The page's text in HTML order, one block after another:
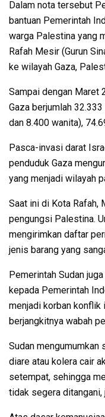
Dalam nota tersebut
bantuan Pemerintah
warga Palestina yang
Rafah Mesir (Gurun
ke wilayah Gaza,
Sampai dengan Maret
Gaza berjumlah
dan 8.400 wanita),
Pasca-invasi darat
penduduk Gaza
yang menjadi wilayah
Saat ini di Kota Rafah,
pengungsi Palestina.
mengirimkan daftar
jenis barang yang
Pemerintah Sudan
kepada Pemerintah
menjadi korban konflik
berjangkitnya wabah
Sudan mengumumkan
diare atau kolera cair
setempat, sehingga
tidak segera ditangani,